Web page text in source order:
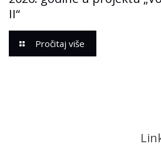
II“
Pročitaj više